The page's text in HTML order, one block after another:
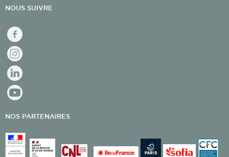
NOUS SUIVRE
facebook
Instagram
linkedin
youtube
NOS PARTENAIRES